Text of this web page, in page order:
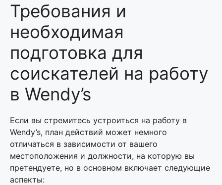
Требования и
необходимая
подготовка для
соискателей на работу
в Wendy’s
Если вы стремитесь устроиться на работу в
Wendy’s, план действий может немного
отличаться в зависимости от вашего
местоположения и должности, на которую вы
претендуете, но в основном включает следующие
аспекты: